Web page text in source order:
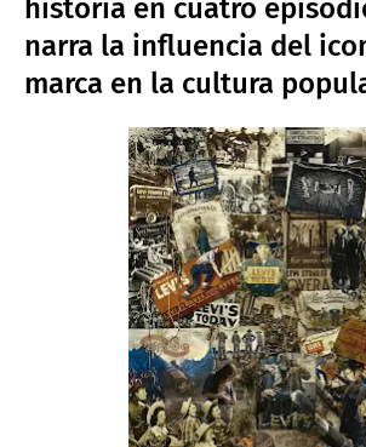
historia en cuatro
narra la influencia del
marca en la cultura